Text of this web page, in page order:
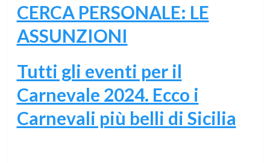
CERCA PERSONALE: LE
ASSUNZIONI
Tutti gli eventi per il
Carnevale 2024. Ecco i
Carnevali più belli di Sicilia